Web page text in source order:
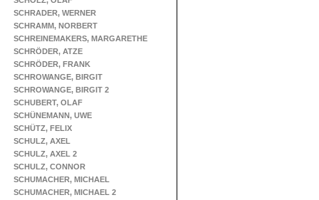
SCHRADER, WERNER
SCHRAMM, NORBERT
SCHREINEMAKERS, MARGARETHE
SCHRÖDER, ATZE
SCHRÖDER, FRANK
SCHROWANGE, BIRGIT
SCHROWANGE, BIRGIT 2
SCHUBERT, OLAF
SCHÜNEMANN, UWE
SCHÜTZ, FELIX
SCHULZ, AXEL
SCHULZ, AXEL 2
SCHULZ, CONNOR
SCHUMACHER, MICHAEL
SCHUMACHER, MICHAEL 2